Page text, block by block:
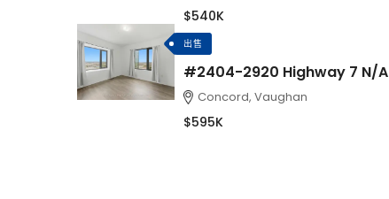
$540K
出售
#2404-2920 Highway 7 N/A
Concord, Vaughan
$595K